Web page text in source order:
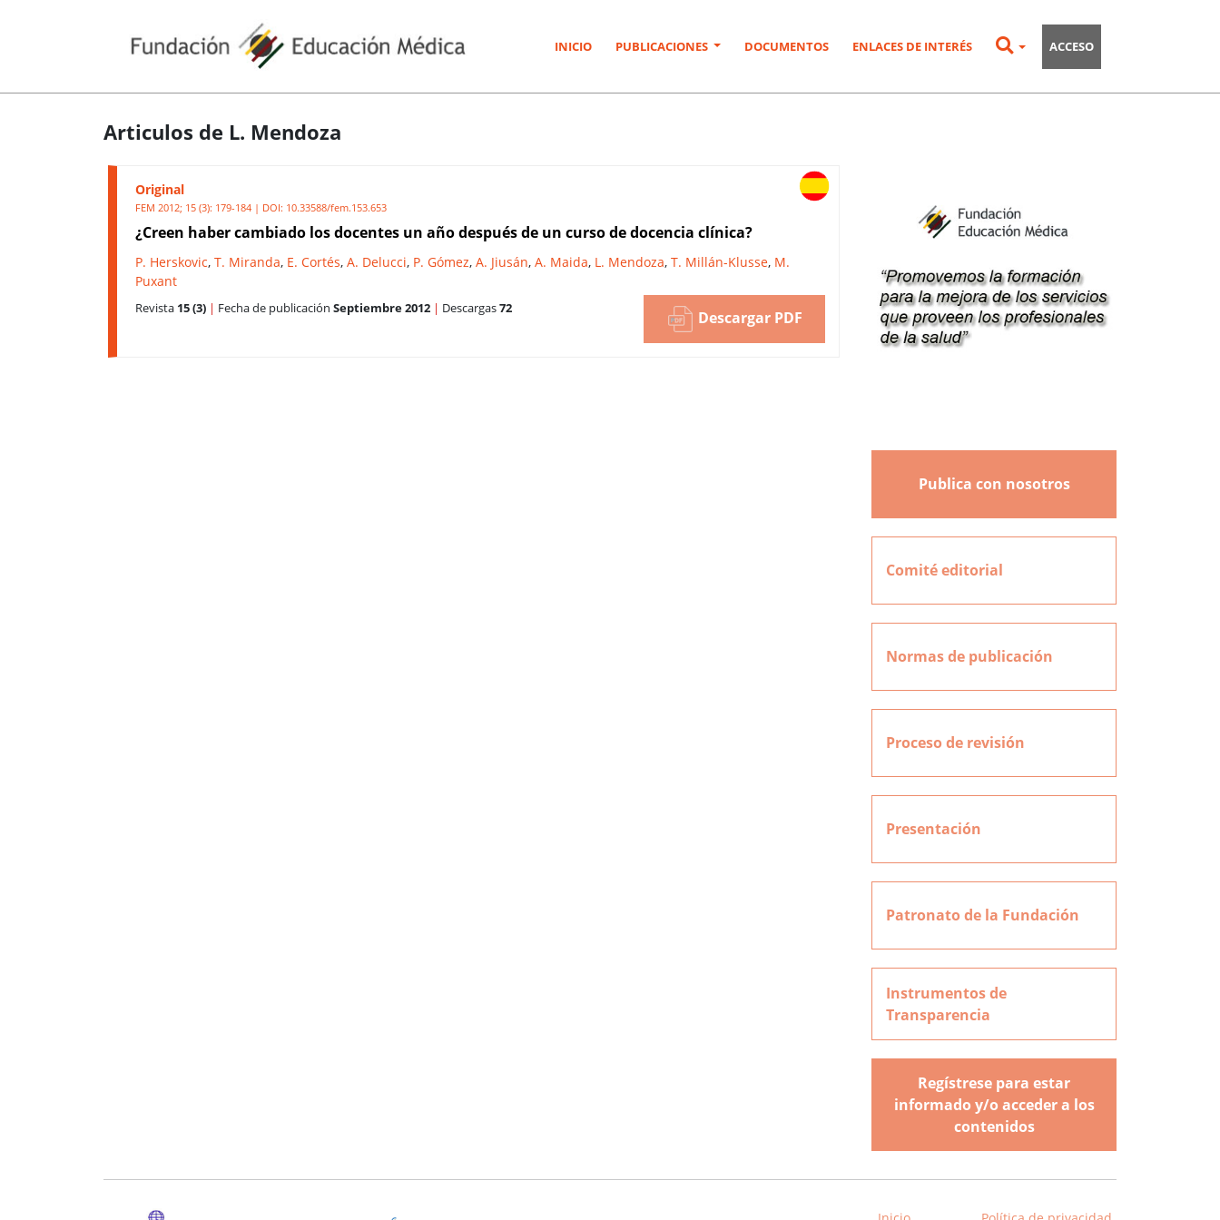
INICIO PUBLICACIONES DOCUMENTOS ENLACES DE INTERÉS ACCESO
Articulos de L. Mendoza
Original
FEM 2012; 15 (3): 179-184 | DOI: 10.33588/fem.153.653
¿Creen haber cambiado los docentes un año después de un curso de docencia clínica?
P. Herskovic, T. Miranda, E. Cortés, A. Delucci, P. Gómez, A. Jiusán, A. Maida, L. Mendoza, T. Millán-Klusse, M.
Puxant
Revista 15 (3) | Fecha de publicación Septiembre 2012 | Descargas72 Descargar PDF
Publica con nosotros
Comité editorial
Normas de publicación
Proceso de revisión
Presentación
Patronato de la Fundación
Instrumentos de
Transparencia
Regístrese para estar
informado y/o acceder a los
contenidos